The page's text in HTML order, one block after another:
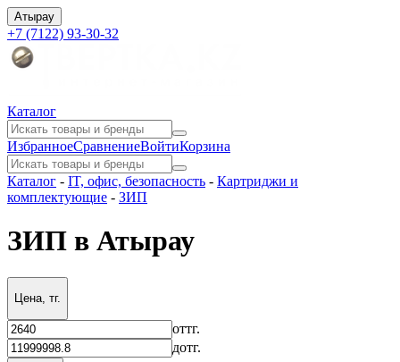
Атырау
+7 (7122) 93-30-32
Каталог
ИзбранноеСравнениеВойтиКорзина
Каталог - IT, офис, безопасность - Картриджи и
комплектующие - ЗИП
ЗИП в Атырау
Цена, тг.
оттг.
дотг.